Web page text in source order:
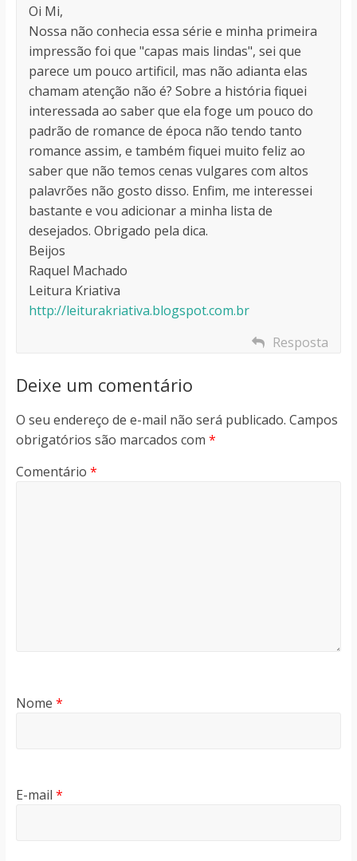
Oi Mi,
Nossa não conhecia essa série e minha primeira
impressão foi que "capas mais lindas", sei que
parece um pouco artificil, mas não adianta elas
chamam atenção não é? Sobre a história fiquei
interessada ao saber que ela foge um pouco do
padrão de romance de época não tendo tanto
romance assim, e também fiquei muito feliz ao
saber que não temos cenas vulgares com altos
palavrões não gosto disso. Enfim, me interessei
bastante e vou adicionar a minha lista de
desejados. Obrigado pela dica.
Beijos
Raquel Machado
Leitura Kriativa
http://leiturakriativa.blogspot.com.br
Resposta
Deixe um comentário
O seu endereço de e-mail não será publicado. Campos
obrigatórios são marcados com *
Comentário *
Nome *
E-mail *